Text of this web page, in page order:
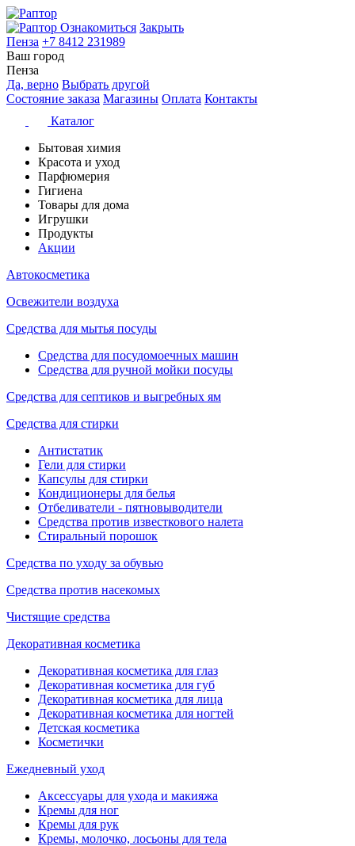
Ознакомиться Закрыть
Пенза +7 8412 231989
Ваш город
Пенза
Да, верно Выбрать другой
Состояние заказа Магазины Оплата Контакты
Каталог
Бытовая химия
Красота и уход
Парфюмерия
Гигиена
Товары для дома
Игрушки
Продукты
Акции
Автокосметика
Освежители воздуха
Средства для мытья посуды
Средства для посудомоечных машин
Средства для ручной мойки посуды
Средства для септиков и выгребных ям
Средства для стирки
Антистатик
Гели для стирки
Капсулы для стирки
Кондиционеры для белья
Отбеливатели - пятновыводители
Средства против известкового налета
Стиральный порошок
Средства по уходу за обувью
Средства против насекомых
Чистящие средства
Декоративная косметика
Декоративная косметика для глаз
Декоративная косметика для губ
Декоративная косметика для лица
Декоративная косметика для ногтей
Детская косметика
Косметички
Ежедневный уход
Аксессуары для ухода и макияжа
Кремы для ног
Кремы для рук
Кремы, молочко, лосьоны для тела